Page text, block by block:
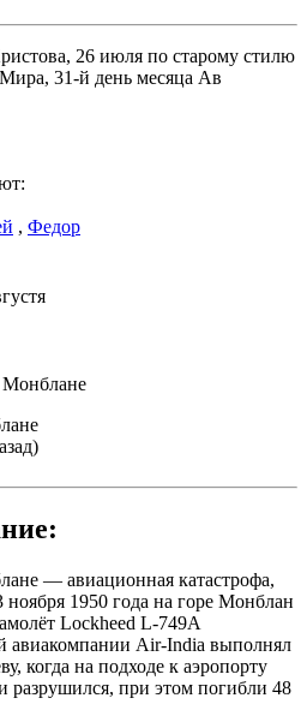
26 июля по старому стилю
31-й день месяца Ав
, Федор
Монблане
— авиационная катастрофа,
1950 года на горе Монблан
Lockheed L-749A
авиакомпании Air-India выполнял
когда на подходе к аэропорту
разрушился, при этом погибли 48